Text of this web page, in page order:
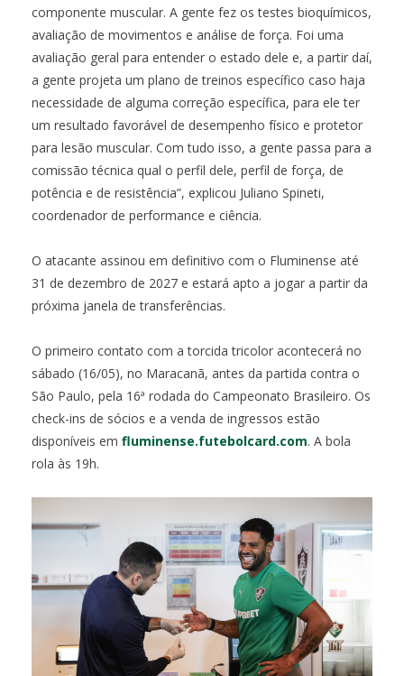
componente muscular. A gente fez os testes bioquímicos,
avaliação de movimentos e análise de força. Foi uma
avaliação geral para entender o estado dele e, a partir daí,
a gente projeta um plano de treinos específico caso haja
necessidade de alguma correção específica, para ele ter
um resultado favorável de desempenho físico e protetor
para lesão muscular. Com tudo isso, a gente passa para a
comissão técnica qual o perfil dele, perfil de força, de
potência e de resistência”, explicou Juliano Spineti,
coordenador de performance e ciência.
O atacante assinou em definitivo com o Fluminense até
31 de dezembro de 2027 e estará apto a jogar a partir da
próxima janela de transferências.
O primeiro contato com a torcida tricolor acontecerá no
sábado (16/05), no Maracanã, antes da partida contra o
São Paulo, pela 16ª rodada do Campeonato Brasileiro. Os
check-ins de sócios e a venda de ingressos estão
disponíveis em fluminense.futebolcard.com. A bola
rola às 19h.